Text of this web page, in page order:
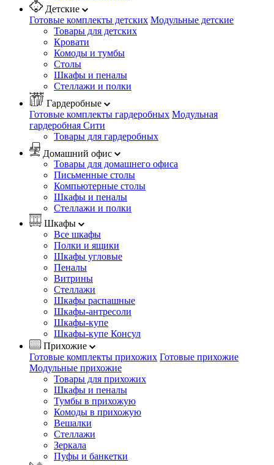
Детские
Готовые комплекты детских Модульные детские
Товары для детских
Кровати
Комоды и тумбы
Столы
Шкафы и пеналы
Стеллажи и полки
Гардеробные
Готовые комплекты гардеробных Модульная
гардеробная Сити
Товары для гардеробных
Домашний офис
Товары для домашнего офиса
Письменные столы
Компьютерные столы
Шкафы и пеналы
Стеллажи и полки
Шкафы
Все шкафы
Полки и ящики
Шкафы угловые
Пеналы
Витрины
Стеллажи
Шкафы распашные
Шкафы-антресоли
Шкафы-купе
Шкафы-купе Консул
Прихожие
Готовые комплекты прихожих Готовые прихожие
Модульные прихожие
Товары для прихожих
Шкафы и пеналы
Тумбы в прихожую
Комоды в прихожую
Вешалки
Стеллажи
Зеркала
Пуфы и банкетки